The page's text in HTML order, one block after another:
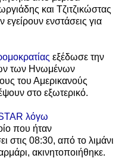
και Τζιτζικώστας
ενστάσεις για
εξέδωσε την
των Ηνωμένων
του Αμερικανούς
στο εξωτερικό.
λόγω
που ήταν
στις 08:30, από το λιμάνι
ακινητοποιήθηκε.